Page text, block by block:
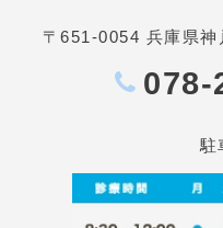
〒651-0054 兵庫県
078-
駐